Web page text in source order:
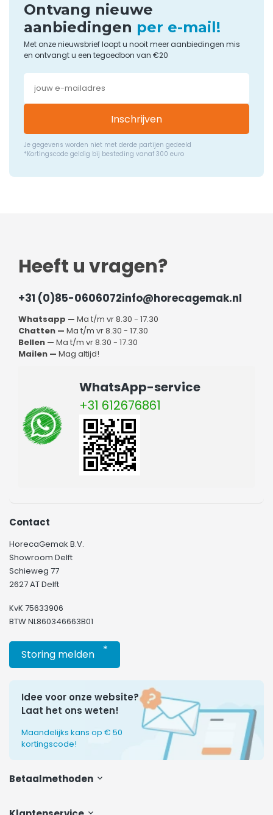
Ontvang nieuwe
aanbiedingen per e-mail!
Met onze nieuwsbrief loopt u nooit meer aanbiedingen mis
en ontvangt u een tegoedbon van €20
Inschrijven
Je gegevens worden niet met derde partijen gedeeld
*Kortingscode geldig bij besteding vanaf 300 euro
Heeft u vragen?
+31 (0)85-0606072info@horecagemak.nl
Whatsapp — Ma t/m vr 8.30 - 17.30
Chatten — Ma t/m vr 8.30 - 17.30
Bellen — Ma t/m vr 8.30 - 17.30
Mailen — Mag altijd!
WhatsApp-service
+31 612676861
Contact
HorecaGemak B.V.
Showroom Delft
Schieweg 77
2627 AT Delft
KvK 75633906
BTW NL860346663B01
Storing melden *
Idee voor onze website?
Laat het ons weten!
Maandelijks kans op € 50
kortingscode!
Betaalmethoden